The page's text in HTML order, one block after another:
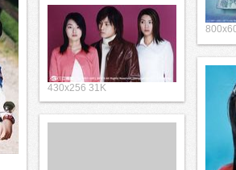
430x256 31K